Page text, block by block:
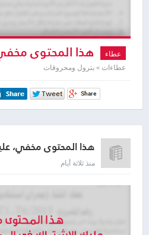
عطاء هذا المحتوى
لمشاهدته
عطاءات » بترول ومحروقات
هذا المحتوى مخفي،
منذ ثلاثة أيام